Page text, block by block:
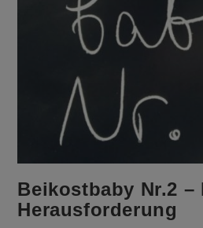
Beikostbaby Nr.2 –
Herausforderung